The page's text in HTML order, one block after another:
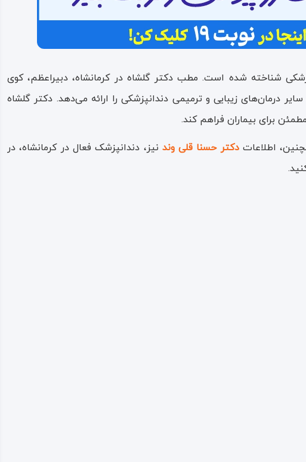
شناخته شده است. مطب دکتر گلشاه در کرمانشاه، دبیراعظم، کوی
درمان‌های زیبایی و ترمیمی دندانپزشکی را ارائه می‌دهد. دکتر گلشاه
برای بیماران فراهم کند.
اطلاعاتدکتر حسنا قلی وند نیز، دندانپزشک فعال در کرمانشاه، در